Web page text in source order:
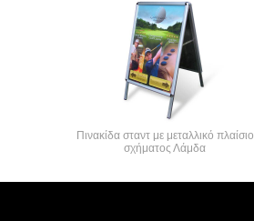
Πινακίδα σταντ με μεταλλικό πλαίσιο
σχήματος Λάμδα